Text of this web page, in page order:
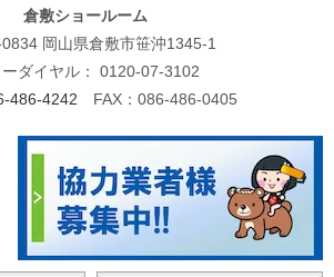
倉敷ショールーム
岡山県倉敷市笹沖1345-1
ダイヤル： 0120-07-3102
486-4242 FAX：086-486-0405